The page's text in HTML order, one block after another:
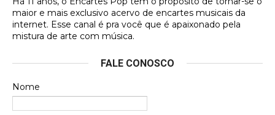
DVD MIDINHO
Francierton
futuras aquisições, e olhando o encarte aqui, me
Francierton
maior e mais exclusivo acervo de encartes musicais da
internet. Esse canal é pra você que é apaixonado pela
mistura de arte com música.
FALE CONOSCO
Nome